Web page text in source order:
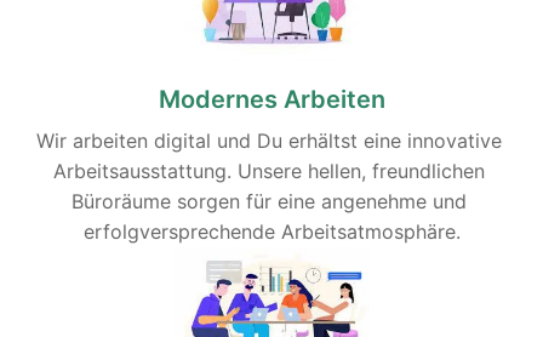
Modernes Arbeiten
Wir arbeiten digital und Du erhältst eine innovative
Arbeitsausstattung. Unsere hellen, freundlichen
Büroräume sorgen für eine angenehme und
erfolgversprechende Arbeitsatmosphäre.